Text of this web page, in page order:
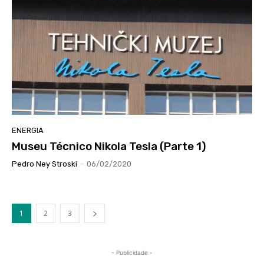
ENERGIA
Museu Técnico Nikola Tesla (Parte 1)
Pedro Ney Stroski - 06/02/2020
1 2 3
- Publicidade -